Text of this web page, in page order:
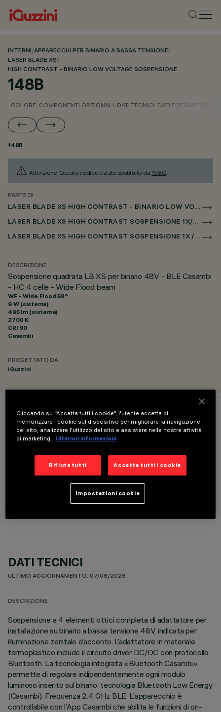
INTERNI/APPARECCHI PER BINARIO A BASSA TENSIONE/
LASER BLADE XS/
HIGH CONTRAST - BINARIO LOW VOLTAGE SOSPENSIONE
148B
COLORE COMPONENTI OPZIONALI DATI TECNICI DATI FOTOMETRICI
148B
Attenzione! Questo codice è stato sostituito da 158C.
PARTE DI
LASER BLADE XS HIGH CONTRAST - BINARIO LOW VOLTAGE SOSPENSIONE
LASER BLADE XS HIGH CONTRAST SOSPENSIONE 1X/4X/9X PER BINARIO LOW VOLTAGE CASAMBI
LASER BLADE XS HIGH CONTRAST SOSPENSIONE 1X / 4X / 9X PER SUPERRAIL CASAMBI
DESCRIZIONE
Sospensione quadrata LB XS per binario 48V - BLE Casambi
- HC 4 celle - Wide Flood beam
WF - Wide Flood 58°
9 W (sistema)
495 lm (sistema)
2700 K
CRI 90
Casambi
PROGETTATO DA
iGuzzini
COLORE
COMPONENTI OPZIONALI
DATI TECNICI
ULTIMO AGGIORNAMENTO: 07/08/2026
DESCRIZIONE
Sospensione a 4 elementi ottici completa di adattatore per
installazione su binario a bassa tensione 48V, indicata per
illuminazione zenitale d’accento. L’adattatore in materiale
termoplastico include il circuito driver DC/DC con protocollo
Bluetooth. La tecnologia integrata «Bluetooth Casambi»
permette di regolare indipendentemente ogni modulo
luminoso inserito sul binario. tecnologia Bluetooth Low Energy
(Casambi). Frequenza 2.4 GHz BLE. L'apparecchio è
controllabile con l'App Casambi che abilita le funzioni di on-
Cliccando su “Accetta tutti i cookie”, l'utente accetta di
memorizzare i cookie sul dispositivo per migliorare la navigazione
del sito, analizzare l'utilizzo del sito e assistere nelle nostre attività
di marketing.
Ulteriori informazioni
Rifiuta tutti Accetta tutti i cookie
Impostazioni cookie